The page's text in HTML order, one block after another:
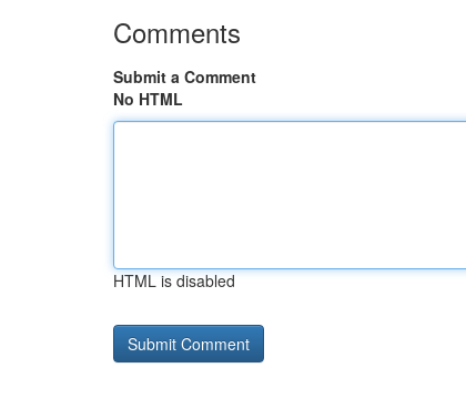
Comments
Submit a Comment
No HTML
HTML is disabled